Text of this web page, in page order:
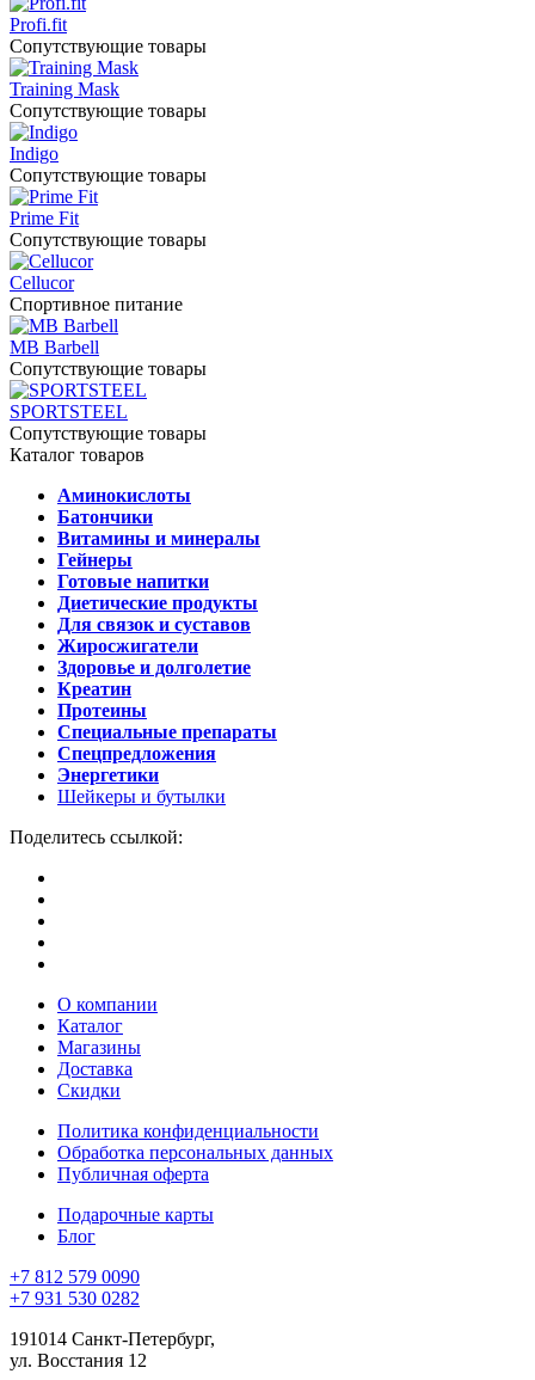
Profi.fit
Сопутствующие товары
Training Mask
Сопутствующие товары
Indigo
Сопутствующие товары
Prime Fit
Сопутствующие товары
Cellucor
Спортивное питание
MB Barbell
Сопутствующие товары
SPORTSTEEL
Сопутствующие товары
Каталог товаров
Аминокислоты
Батончики
Витамины и минералы
Гейнеры
Готовые напитки
Диетические продукты
Для связок и суставов
Жиросжигатели
Здоровье и долголетие
Креатин
Протеины
Специальные препараты
Спецпредложения
Энергетики
Шейкеры и бутылки
Поделитесь ссылкой:
О компании
Каталог
Магазины
Доставка
Скидки
Политика конфиденциальности
Обработка персональных данных
Публичная оферта
Подарочные карты
Блог
+7 812 579 0090
+7 931 530 0282
191014 Санкт-Петербург,
ул. Восстания 12